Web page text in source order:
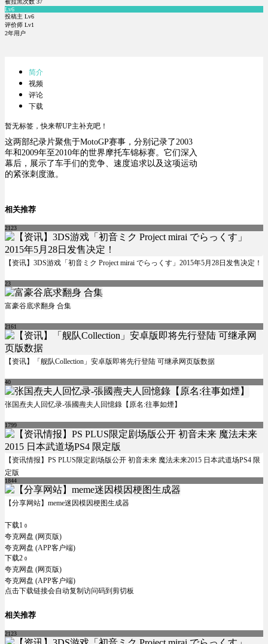
被拉黑次数 37
Lv6
投稿主 Lv6
评价师 Lv1
2年用户
简介
视频
评论
下载
暂无标签，快来帮UP主补充吧！
这两部纪录片聚焦于MotoGP赛事，分别记录了2003
年和2009年至2010年的世界摩托车锦标赛。它们深入
幕后，展示了车手们的竞争、速度追求以及这项运动
的紧张刺度激。
相关推荐
2123
【资讯】3DS游戏「初音ミク Project mirai でらっくす」2015年5月28日发售决定！
23
富豪谷底求翻身 合集
2161
【资讯】「舰队Collection」安卓版即将先行登陆 可继承网页版数据
40
张国焘夫人回忆录-張國燾夫人回憶錄【原名:往事如煙】
1799
【资讯情报】PS PLUS限定剧场版公开 初音未来 魔法未来2015 日本武道场PS4 限
定版
1844
【分享网站】meme迷因模因梗图生成器
下载1 0
夸克网盘 (网页版)
夸克网盘 (APP客户端)
下载2 0
夸克网盘 (网页版)
夸克网盘 (APP客户端)
点击下载链接会自动复制访问码到剪切板
相关推荐
2123